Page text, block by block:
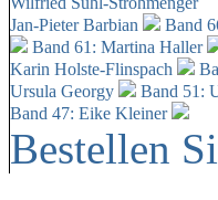
Jan-Pieter Barbian
Band
Band 61: Martina Haller
Karin Holste-Flinspach
Ursula Georgy
Band 51:
Band 47: Eike Kleiner
Bestellen